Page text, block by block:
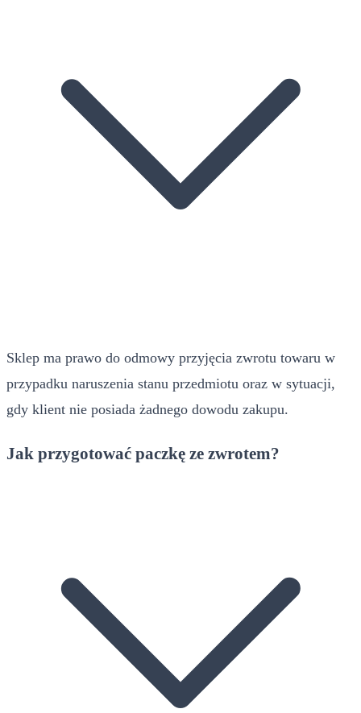
Sklep ma prawo do odmowy przyjęcia zwrotu towaru w
przypadku naruszenia stanu przedmiotu oraz w sytuacji,
gdy klient nie posiada żadnego dowodu zakupu.
Jak przygotować paczkę ze zwrotem?